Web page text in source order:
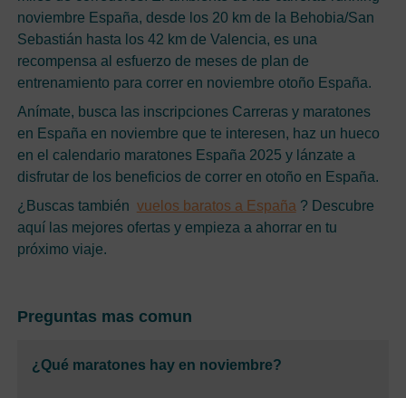
noviembre España, desde los 20 km de la Behobia/San
Sebastián hasta los 42 km de Valencia, es una
recompensa al esfuerzo de meses de plan de
entrenamiento para correr en noviembre otoño España.
Anímate, busca las inscripciones Carreras y maratones
en España en noviembre que te interesen, haz un hueco
en el calendario maratones España 2025 y lánzate a
disfrutar de los beneficios de correr en otoño en España.
¿Buscas también vuelos baratos a España ? Descubre
aquí las mejores ofertas y empieza a ahorrar en tu
próximo viaje.
Preguntas mas comun
¿Qué maratones hay en noviembre?